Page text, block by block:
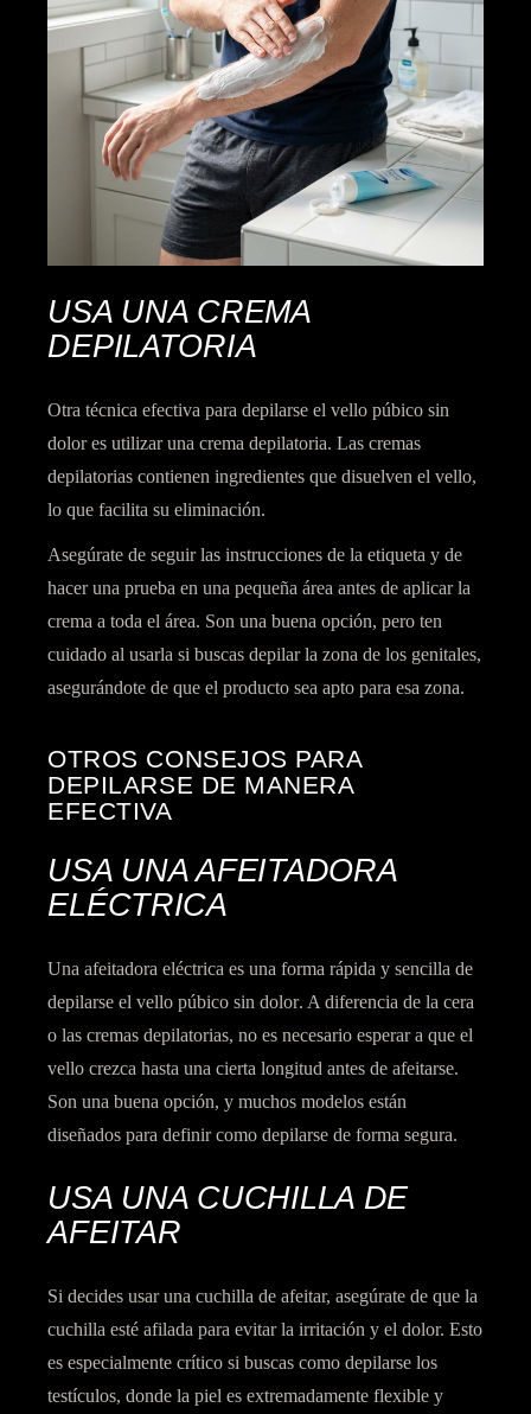
USA UNA CREMA
DEPILATORIA
Otra técnica efectiva para depilarse el vello púbicosin
dolores utilizar unacrema depilatoria. Las cremas
depilatoriascontienen ingredientes que disuelven el vello,
lo que facilita su eliminación.
Asegúrate deseguir las instrucciones de la etiquetay de
hacer unaprueba en una pequeña área antes de aplicar la
crema a toda el área. Son una buena opción, pero ten
cuidado al usarla si buscas depilar la zona de los genitales,
asegurándote de que el producto sea apto para esa zona.
OTROS CONSEJOS PARA
DEPILARSE DE MANERA
EFECTIVA
USA UNA AFEITADORA
ELÉCTRICA
Unaafeitadora eléctrica es una formarápida y sencilla de
depilarse el vello púbicosin dolor. A diferencia de la cera
o las cremas depilatorias, no es necesario esperar a que el
vello crezca hasta una cierta longitud antes de afeitarse.
Son una buena opción, y muchos modelos están
diseñados para definir como depilarse de forma segura.
USA UNA CUCHILLA DE
AFEITAR
Si decides usar una cuchilla de afeitar,asegúrate de que la
cuchilla esté afilada para evitar la irritación y el dolor. Esto
es especialmente crítico si buscas como depilarse los
testículos, donde la piel es extremadamente flexible y